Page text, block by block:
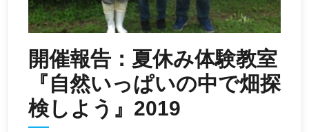
開催報告：夏休み体験教室
『自然いっぱいの中で畑探
検しよう』2019